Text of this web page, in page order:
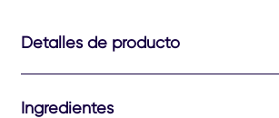
Detalles de producto
Ingredientes